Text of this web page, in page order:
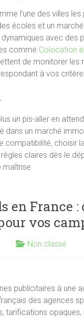
l’une des villes
écoles et un
avec des
comme Colocation
de monitorer les
à vos
un pis-aller en
dans un marché
compatibilité, choisir
claires dès le
maîtrise.
en France
vos
Non classé
publicitaires à une
des agences
tarifications